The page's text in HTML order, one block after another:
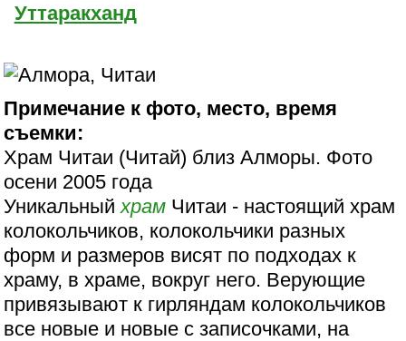
Уттаракханд
Примечание к фото, место, время
съемки:
Храм Читаи (Читай) близ Алморы. Фото
осени 2005 года
Уникальныйхрам Читаи - настоящий храм
колокольчиков, колокольчики разных
форм и размеров висят по подходах к
храму, в храме, вокруг него. Верующие
привязывают к гирляндам колокольчиков
все новые и новые с записочками, на